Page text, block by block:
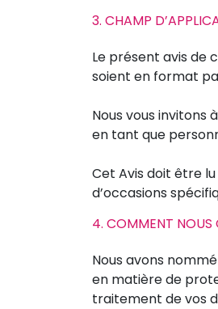
3. CHAMP
Le présent avis de
soient en format
Nous vous invitons
en tant que
Cet Avis doit être
d’occasions
4. COMMENT NOUS
Nous avons
en matière de
traitement de vos